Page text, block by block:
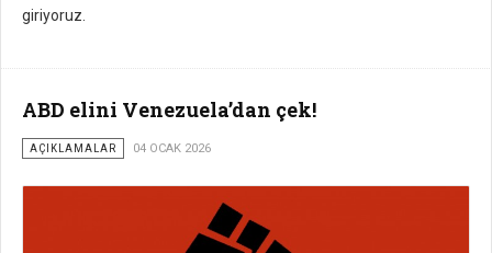
giriyoruz.
ABD elini Venezuela’dan çek!
AÇIKLAMALAR 04 OCAK 2026